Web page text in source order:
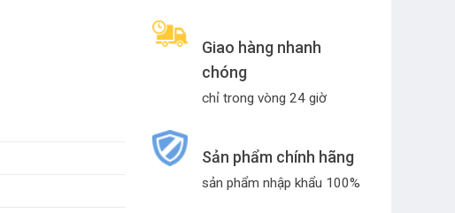
Giao hàng nhanh
chóng
chỉ trong vòng 24 giờ
Sản phẩm chính hãng
sản phẩm nhập khẩu 100%